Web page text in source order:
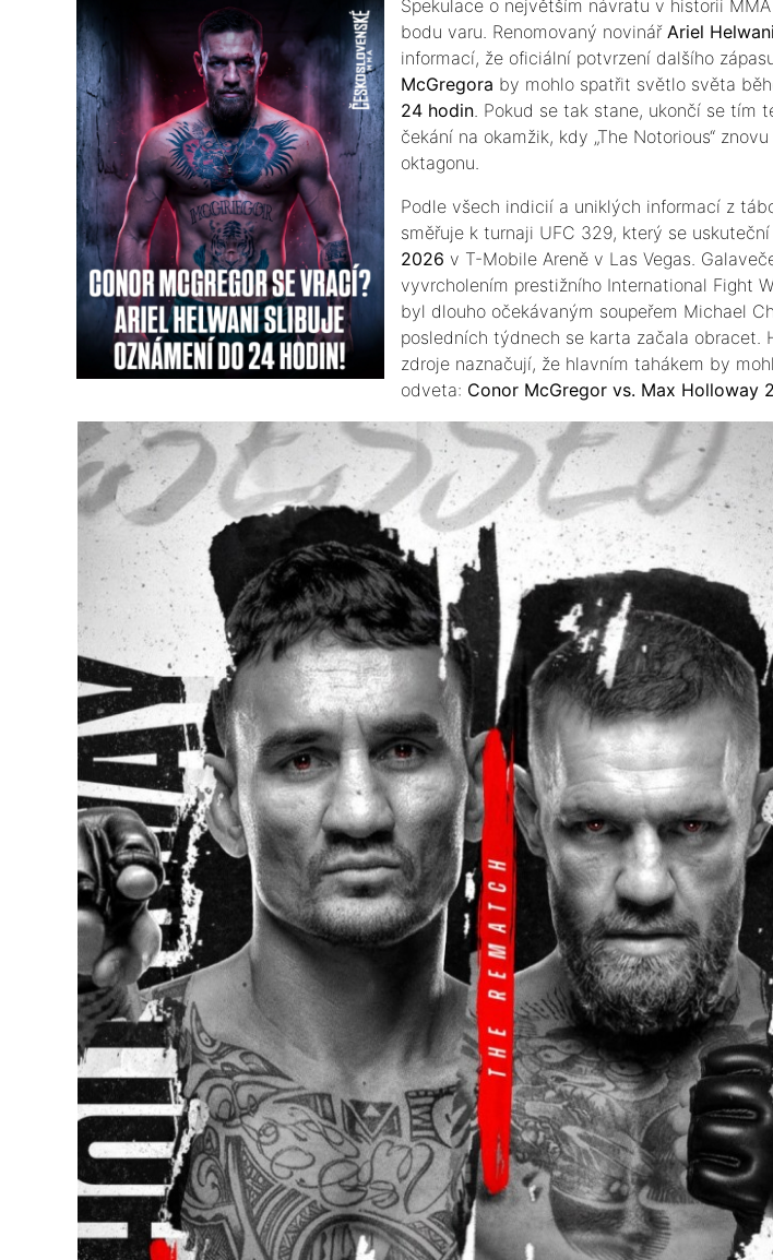
​Spekulace o největším návratu v historii
bodu varu. Renomovaný novinář Ariel Helwani
informací, že oficiální potvrzení dalšího
McGregora by mohlo spatřit světlo světa
24 hodin. Pokud se tak stane, ukončí se tím
čekání na okamžik, kdy „The Notorious“
oktagonu.
​Podle všech indicií a uniklých informací z
směřuje k turnaji UFC 329, který se uskuteční
2026 v T-Mobile Areně v Las Vegas.
vyvrcholením prestižního International Fight
byl dlouho očekávaným soupeřem Michael
posledních týdnech se karta začala obracet.
zdroje naznačují, že hlavním tahákem by
odveta: Conor McGregor vs. Max Holloway 2